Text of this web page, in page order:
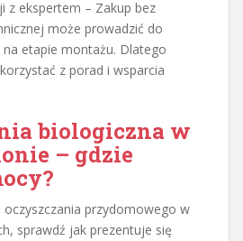
z ekspertem – Zakup bez
może prowadzić do
etapie montażu. Dlatego
z porad i wsparcia
biologiczna w
– gdzie
oczyszczania przydomowego w
sprawdź jak prezentuje się